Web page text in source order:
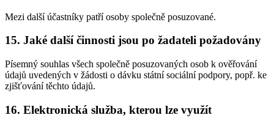
Mezi další účastníky patří osoby společně posuzované.
15. Jaké další činnosti jsou po žadateli požadovány
Písemný souhlas všech společně posuzovaných osob k ověřování
údajů uvedených v žádosti o dávku státní sociální podpory, popř. ke
zjišťování těchto údajů.
16. Elektronická služba, kterou lze využít